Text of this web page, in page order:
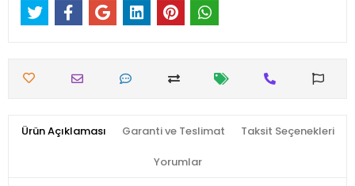
Ürün Açıklaması Garanti ve Teslimat Taksit Seçenekleri
Yorumlar